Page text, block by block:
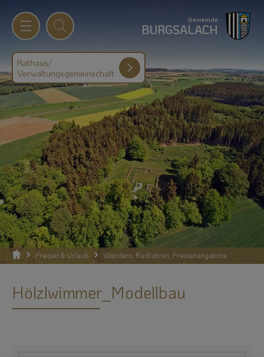
Gemeinde
BURGSALACH
Rathaus/
Verwaltungsgemeinschaft
Freizeit & Urlaub Wandern, Radfahren, Freizeitangebote
Hölzlwimmer_Modellbau